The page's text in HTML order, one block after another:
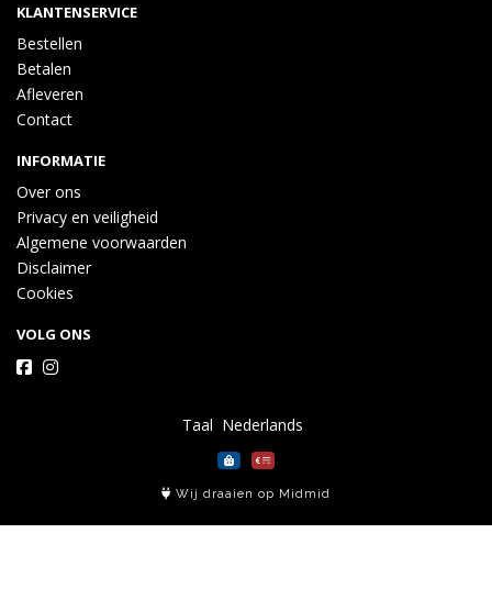
KLANTENSERVICE
Bestellen
Betalen
Afleveren
Contact
INFORMATIE
Over ons
Privacy en veiligheid
Algemene voorwaarden
Disclaimer
Cookies
VOLG ONS
Taal
Wij draaien op Midmid